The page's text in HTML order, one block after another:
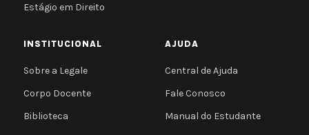
Estágio em Direito
INSTITUCIONAL
Sobre a Legale
Corpo Docente
Biblioteca
AJUDA
Central de Ajuda
Fale Conosco
Manual do Estudante